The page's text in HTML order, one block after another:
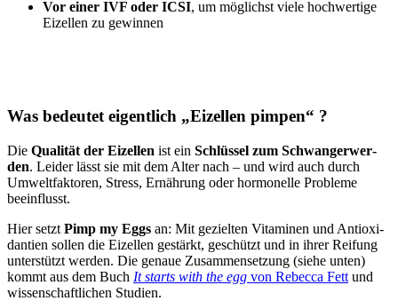
Vor einer IVF oder ICSI, um mög­lichst vie­le hoch­wer­ti­ge
Eizel­len zu gewin­nen
Was bedeu­tet eigent­lich „Eizel­len pim­pen“ ?
Die Qua­li­tät der Eizel­len ist ein Schlüs­sel zum Schwan­ger­wer­
den. Lei­der lässt sie mit dem Alter nach – und wird auch durch
Umwelt­fak­to­ren, Stress, Ernäh­rung oder hor­mo­nel­le Pro­ble­me
beein­flusst.
Hier setzt Pimp my Eggs an: Mit geziel­ten Vit­ami­nen und Anti­oxi­
dan­ti­en sol­len die Eizel­len gestärkt, geschützt und in ihrer Rei­fung
unter­stützt wer­den. Die genaue Zusam­men­set­zung (sie­he unten)
kommt aus dem Buch It starts with the egg von Rebec­ca Fett und
wis­sen­schaft­li­chen Stu­di­en.